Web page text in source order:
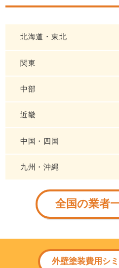
北海道・東北
関東
中部
近畿
中国・四国
九州・沖縄
全国の業者
外壁塗装費用シ